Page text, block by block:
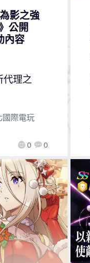
影之強
公開
內容
0 0
代理之
國際電玩